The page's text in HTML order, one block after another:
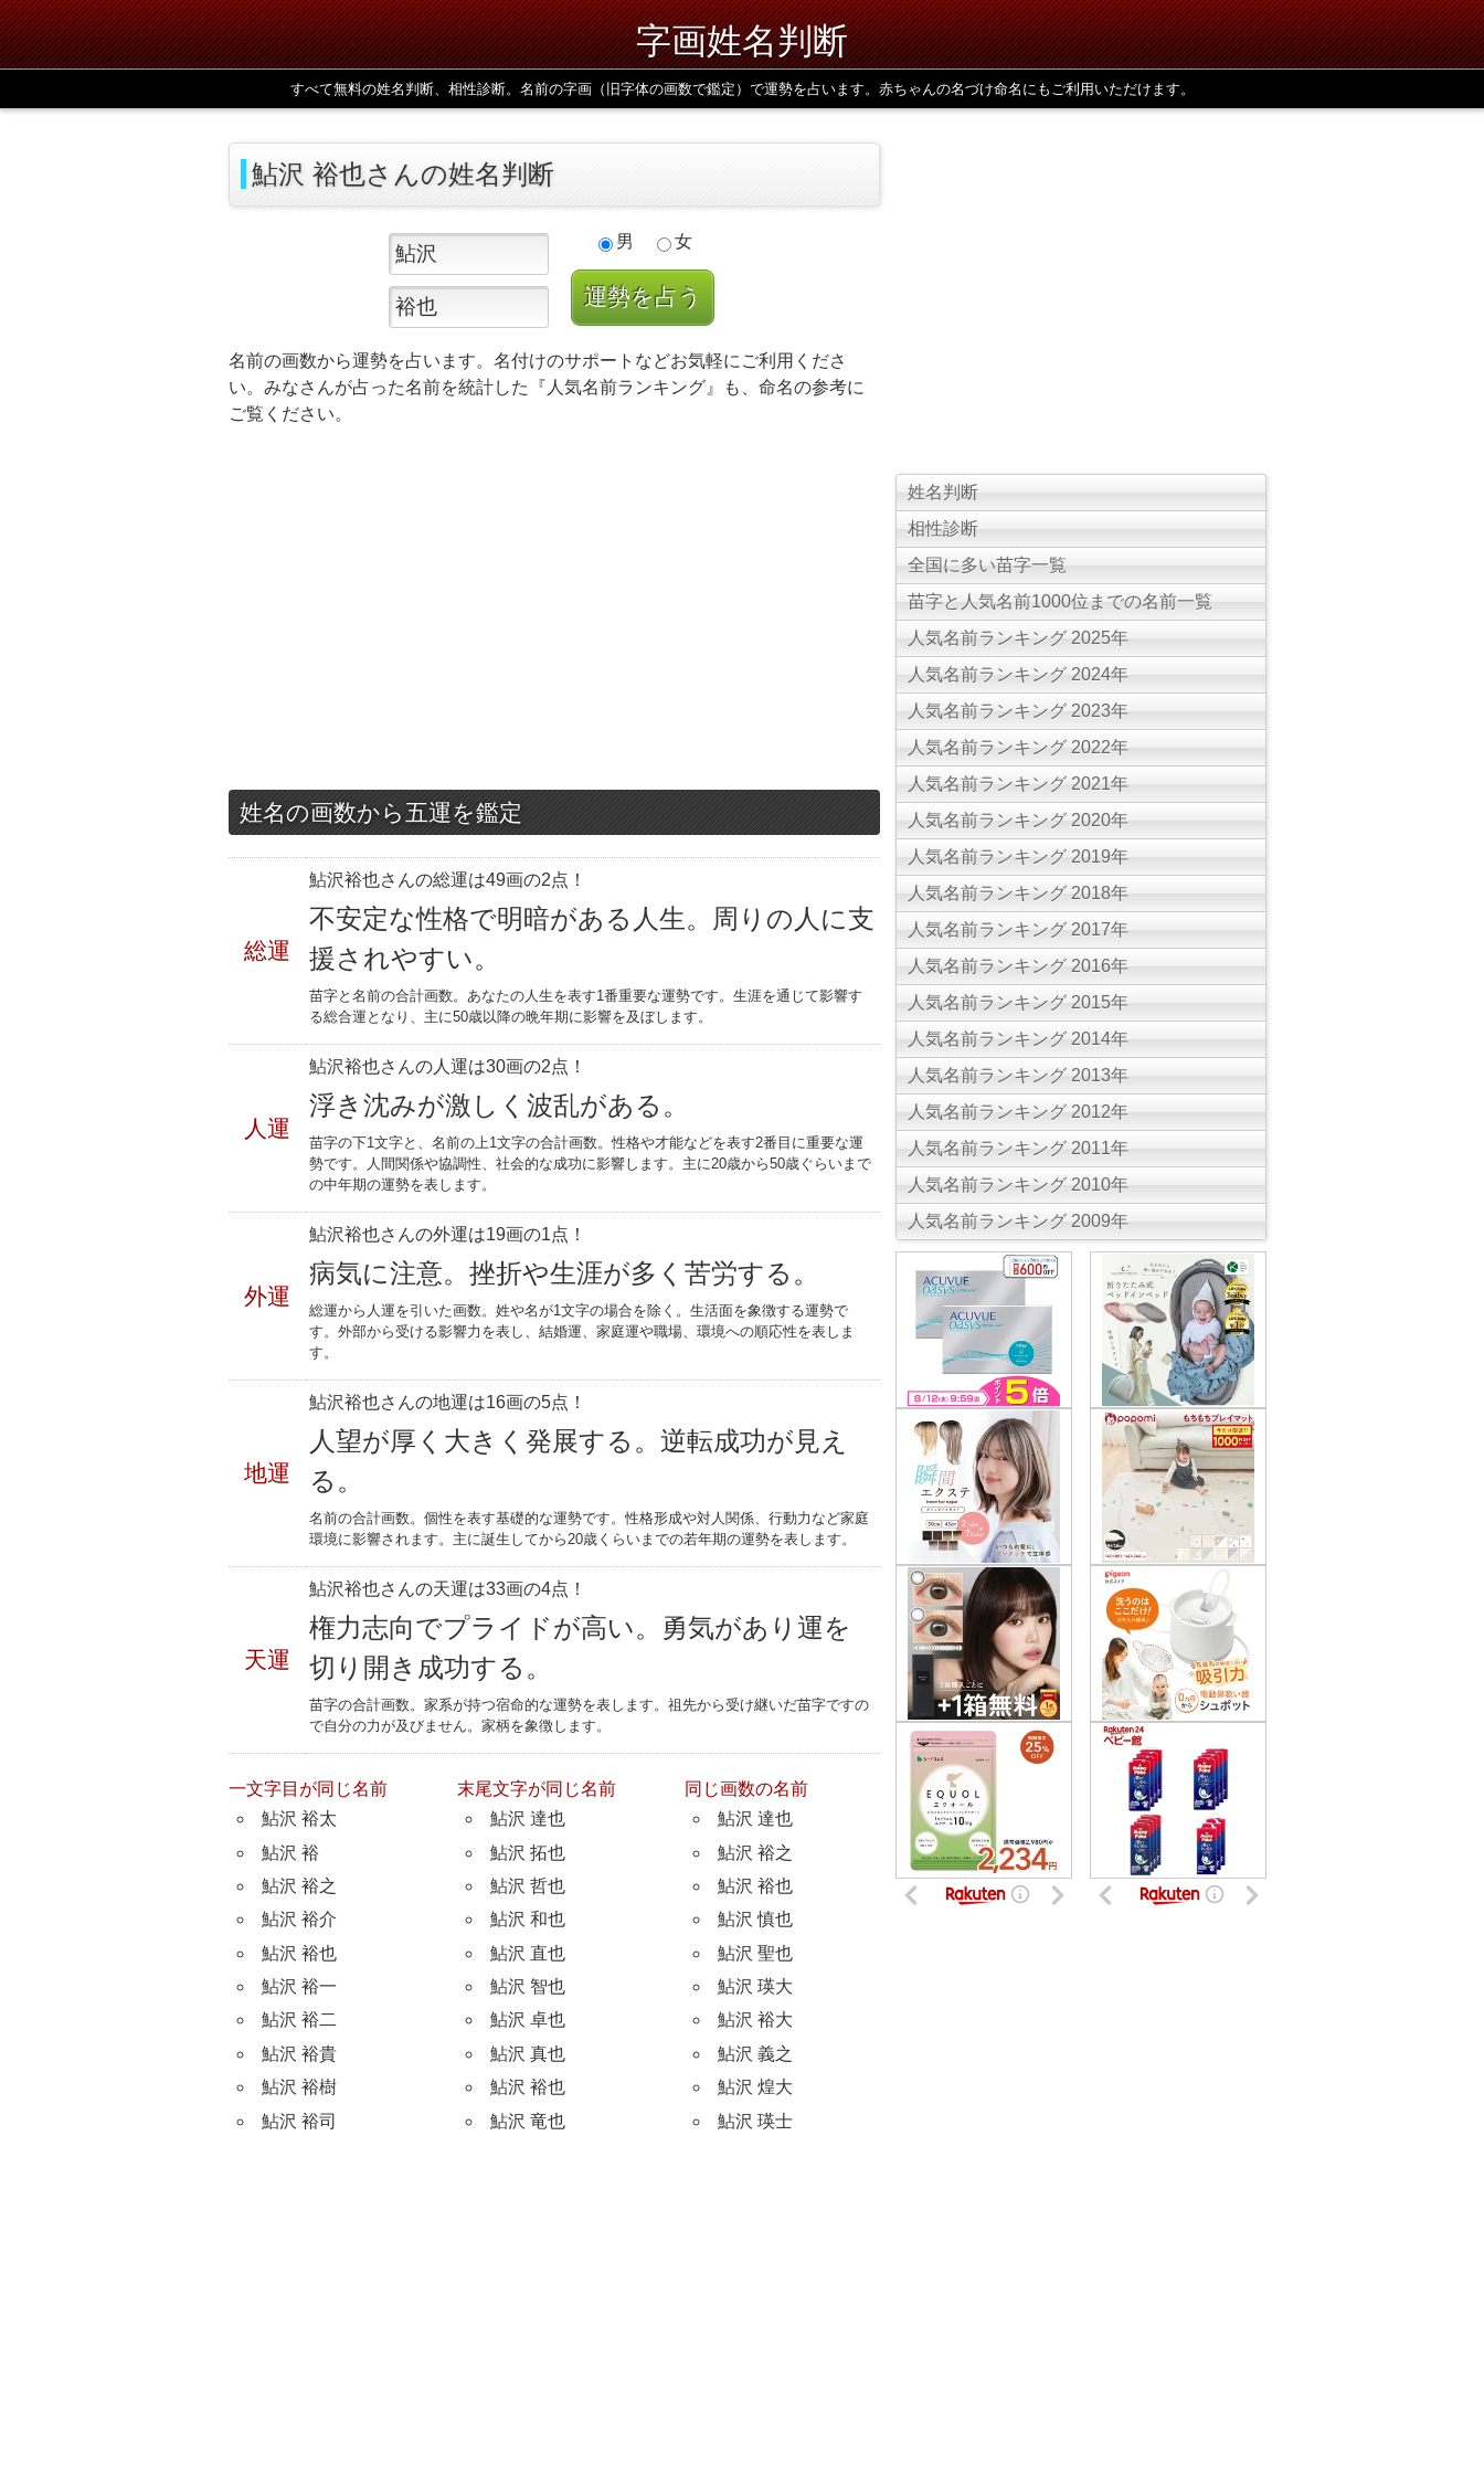
字画姓名判断
すべて無料の姓名判断、相性診断。名前の字画（旧字体の画数で鑑定）で運勢を占います。赤ちゃんの名づけ命名にもご利用いただけます。
鮎沢 裕也さんの姓名判断
男 女
名前の画数から運勢を占います。名付けのサポートなどお気軽にご利用くださ
い。みなさんが占った名前を統計した『人気名前ランキング』も、命名の参考に
ご覧ください。
姓名の画数から五運を鑑定
総運
鮎沢裕也さんの総運は49画の2点！
不安定な性格で明暗がある人生。周りの人に支
援されやすい。
苗字と名前の合計画数。あなたの人生を表す1番重要な運勢です。生涯を通じて影響す
る総合運となり、主に50歳以降の晩年期に影響を及ぼします。
人運
鮎沢裕也さんの人運は30画の2点！
浮き沈みが激しく波乱がある。
苗字の下1文字と、名前の上1文字の合計画数。性格や才能などを表す2番目に重要な運
勢です。人間関係や協調性、社会的な成功に影響します。主に20歳から50歳ぐらいまで
の中年期の運勢を表します。
外運
鮎沢裕也さんの外運は19画の1点！
病気に注意。挫折や生涯が多く苦労する。
総運から人運を引いた画数。姓や名が1文字の場合を除く。生活面を象徴する運勢で
す。外部から受ける影響力を表し、結婚運、家庭運や職場、環境への順応性を表しま
す。
地運
鮎沢裕也さんの地運は16画の5点！
人望が厚く大きく発展する。逆転成功が見え
る。
名前の合計画数。個性を表す基礎的な運勢です。性格形成や対人関係、行動力など家庭
環境に影響されます。主に誕生してから20歳くらいまでの若年期の運勢を表します。
天運
鮎沢裕也さんの天運は33画の4点！
権力志向でプライドが高い。勇気があり運を
切り開き成功する。
苗字の合計画数。家系が持つ宿命的な運勢を表します。祖先から受け継いだ苗字ですの
で自分の力が及びません。家柄を象徴します。
一文字目が同じ名前
鮎沢 裕太
鮎沢 裕
鮎沢 裕之
鮎沢 裕介
鮎沢 裕也
鮎沢 裕一
鮎沢 裕二
鮎沢 裕貴
鮎沢 裕樹
鮎沢 裕司
末尾文字が同じ名前
鮎沢 達也
鮎沢 拓也
鮎沢 哲也
鮎沢 和也
鮎沢 直也
鮎沢 智也
鮎沢 卓也
鮎沢 真也
鮎沢 裕也
鮎沢 竜也
同じ画数の名前
鮎沢 達也
鮎沢 裕之
鮎沢 裕也
鮎沢 慎也
鮎沢 聖也
鮎沢 瑛大
鮎沢 裕大
鮎沢 義之
鮎沢 煌大
鮎沢 瑛士
姓名判断
相性診断
全国に多い苗字一覧
苗字と人気名前1000位までの名前一覧
人気名前ランキング 2025年
人気名前ランキング 2024年
人気名前ランキング 2023年
人気名前ランキング 2022年
人気名前ランキング 2021年
人気名前ランキング 2020年
人気名前ランキング 2019年
人気名前ランキング 2018年
人気名前ランキング 2017年
人気名前ランキング 2016年
人気名前ランキング 2015年
人気名前ランキング 2014年
人気名前ランキング 2013年
人気名前ランキング 2012年
人気名前ランキング 2011年
人気名前ランキング 2010年
人気名前ランキング 2009年